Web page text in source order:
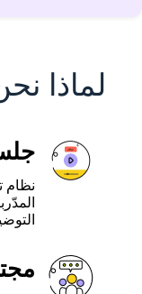
لماذا
نظام